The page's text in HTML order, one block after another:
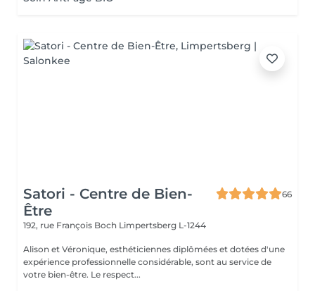
Satori - Centre de Bien-
Être
66
192, rue François Boch Limpertsberg L-1244
Alison et Véronique, esthéticiennes diplômées et dotées d'une
expérience professionnelle considérable, sont au service de
votre bien-être. Le respect...